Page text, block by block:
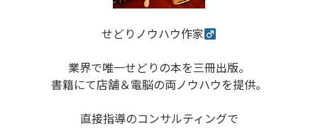
せどりノウハウ作家
業界で唯一せどりの本を三冊出版。
書籍にて店舗＆電脳の両ノウハウを提供。
直接指導のコンサルティングで